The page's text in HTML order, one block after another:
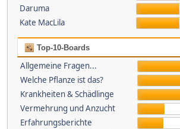
Daruma
Kate MacLila
Top-10-Boards
Allgemeine Fragen...
Welche Pflanze ist das?
Krankheiten & Schädlinge
Vermehrung und Anzucht
Erfahrungsberichte